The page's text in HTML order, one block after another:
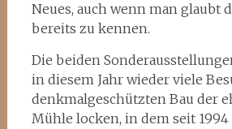
Neues, auch wenn man glaubt
bereits zu kennen.
Die beiden
in diesem Jahr wieder viele
denkmalgeschützten Bau der
Mühle locken, in dem seit 1994